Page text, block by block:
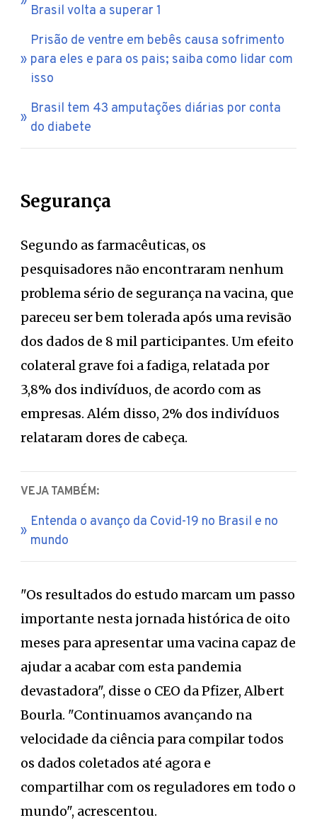
Brasil volta a superar 1
Prisão de ventre em bebês causa sofrimento
para eles e para os pais; saiba como lidar com
isso
Brasil tem 43 amputações diárias por conta
do diabete
Segurança
Segundo as farmacêuticas, os
pesquisadores não encontraram nenhum
problema sério de segurança na vacina, que
pareceu ser bem tolerada após uma revisão
dos dados de 8 mil participantes. Um efeito
colateral grave foi a fadiga, relatada por
3,8% dos indivíduos, de acordo com as
empresas. Além disso, 2% dos indivíduos
relataram dores de cabeça.
VEJA TAMBÉM:
Entenda o avanço da Covid-19 no Brasil e no
mundo
"Os resultados do estudo marcam um passo
importante nesta jornada histórica de oito
meses para apresentar uma vacina capaz de
ajudar a acabar com esta pandemia
devastadora", disse o CEO da Pfizer, Albert
Bourla. "Continuamos avançando na
velocidade da ciência para compilar todos
os dados coletados até agora e
compartilhar com os reguladores em todo o
mundo", acrescentou.